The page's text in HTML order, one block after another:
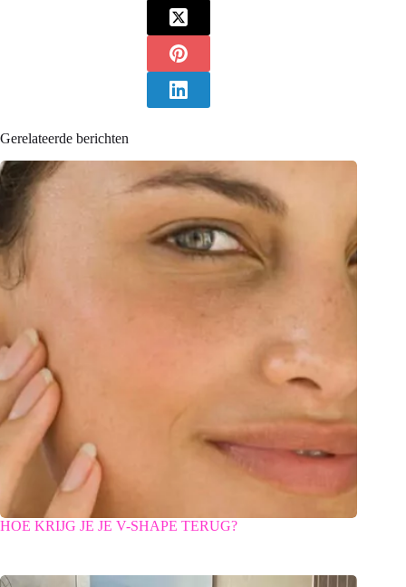
Gerelateerde berichten
HOE KRIJG JE JE V-SHAPE TERUG?